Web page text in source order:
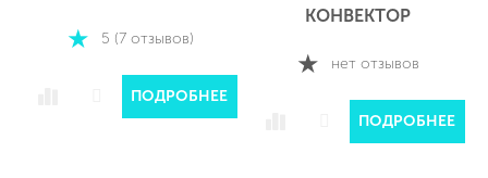
5 (7 отзывов)
ПОДРОБНЕЕ
КОНВЕКТОР
нет отзывов
ПОДРОБНЕЕ